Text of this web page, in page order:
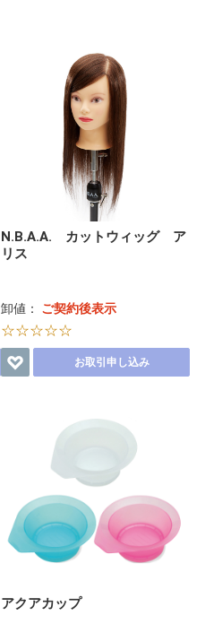
N.B.A.A. カットウィッグ ア
リス
卸値： ご契約後表示
☆☆☆☆☆
お取引申し込み
アクアカップ